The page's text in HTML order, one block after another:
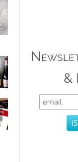
&